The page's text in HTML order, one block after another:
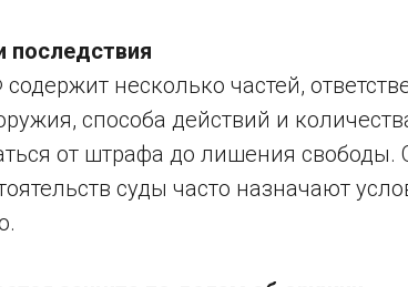
последствия
несколько частей,
способа действий и
от штрафа до лишения свободы.
суды часто назначают